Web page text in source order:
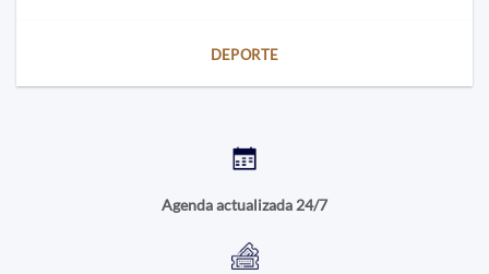
DEPORTE
Agenda actualizada 24/7